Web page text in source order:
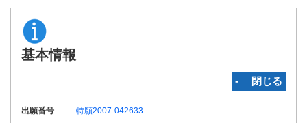
基本情報
‐ 閉じる
出願番号
特願2007-042633